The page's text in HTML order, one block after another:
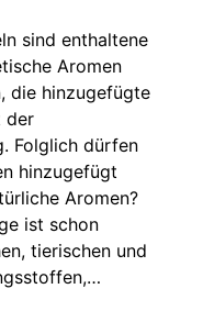
sind enthaltene
Aromen
die hinzugefügte
der
Folglich dürfen
hinzugefügt
Aromen?
ist schon
tierischen und